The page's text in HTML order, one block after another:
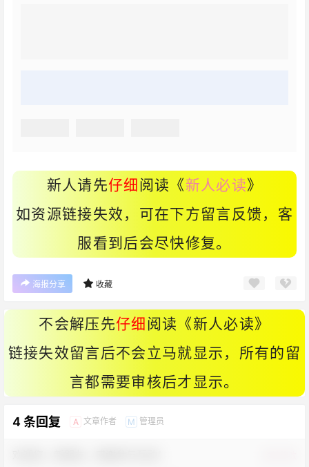
新人请先仔细 阅读《新人必读》
如资源链接失效，可在下方留言反馈，客
服看到后会尽快修复。
海报分享 收藏
不会解压先仔细 阅读《新人必读》
链接失效留言后不会立马就显示，所有的留
言都需要审核后才显示。
4 条回复 A 文章作者 M 管理员